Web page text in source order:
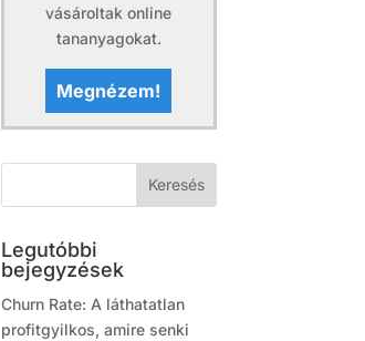
vásároltak online
tananyagokat.
Megnézem!
Legutóbbi
bejegyzések
Churn Rate: A láthatatlan
profitgyilkos, amire senki